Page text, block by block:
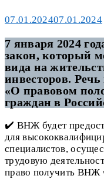
Posted
07.01.202407.01.2024
7 января 2024
закон, который
вида на
инвесторов.
«О правовом
граждан в
✔️ ВНЖ будет
для
специалистов,
трудовую
право получить ВНЖ